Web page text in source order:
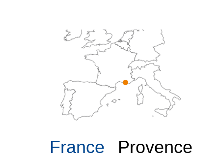
France Provence